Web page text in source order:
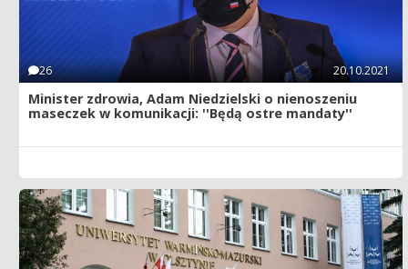
26 20.10.2021
Minister zdrowia, Adam Niedzielski o nienoszeniu
maseczek w komunikacji: ''Będą ostre mandaty''